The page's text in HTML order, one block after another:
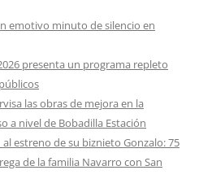
emotivo minuto de silencio en
presenta un programa repleto
las obras de mejora en la
a nivel de Bobadilla Estación
estreno de su biznieto Gonzalo: 75
de la familia Navarro con San